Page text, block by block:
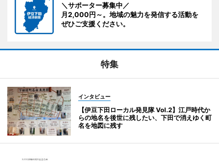
＼サポーター募集中／
月2,000円～。地域の魅力を発信する活動を
ぜひご支援ください。
特集
インタビュー
【伊豆下田ローカル発見隊 Vol.2】江戸時代か
らの地名を後世に残したい、下田で消えゆく町
名を地図に残す